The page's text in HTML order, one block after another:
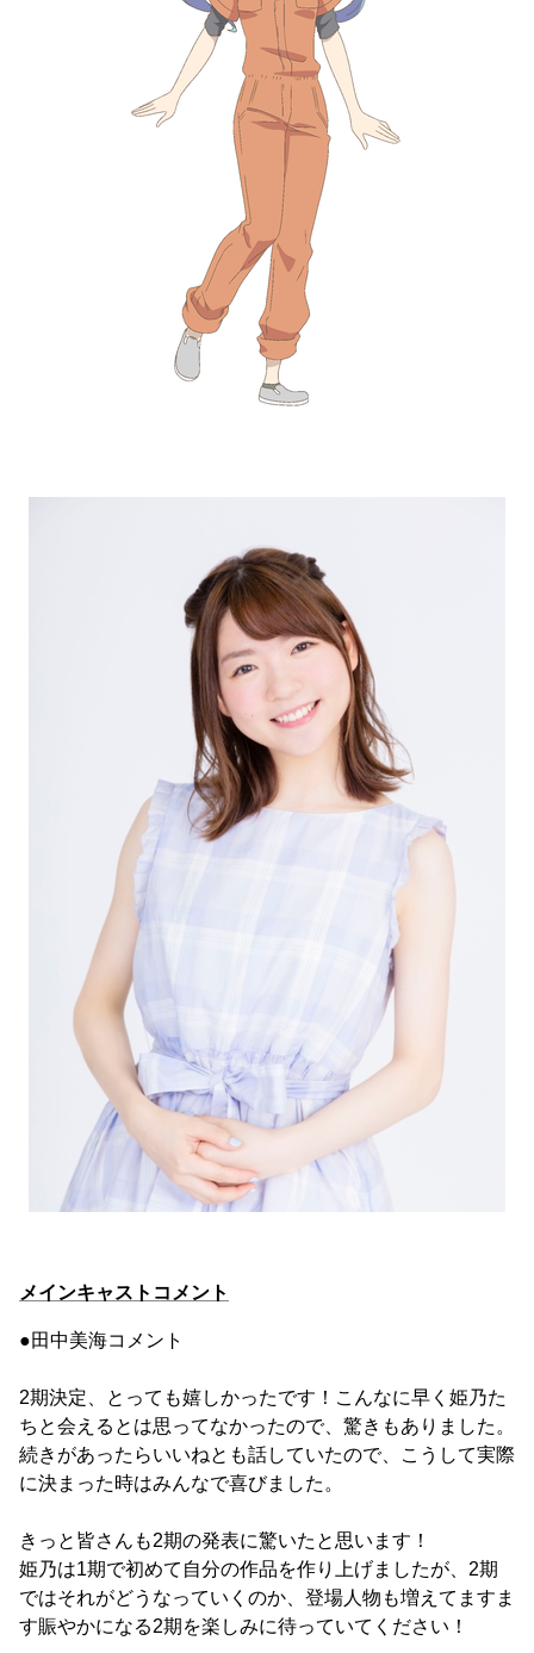
メインキャストコメント
●田中美海コメント
2期決定、とっても嬉しかったです！こんなに早く姫乃た
ちと会えるとは思ってなかったので、驚きもありました。
続きがあったらいいねとも話していたので、こうして実際
に決まった時はみんなで喜びました。
きっと皆さんも2期の発表に驚いたと思います！
姫乃は1期で初めて自分の作品を作り上げましたが、2期
ではそれがどうなっていくのか、登場人物も増えてますま
す賑やかになる2期を楽しみに待っていてください！